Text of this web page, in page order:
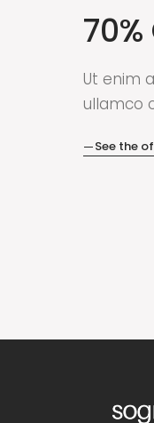
Ut enim
ullamco
See the